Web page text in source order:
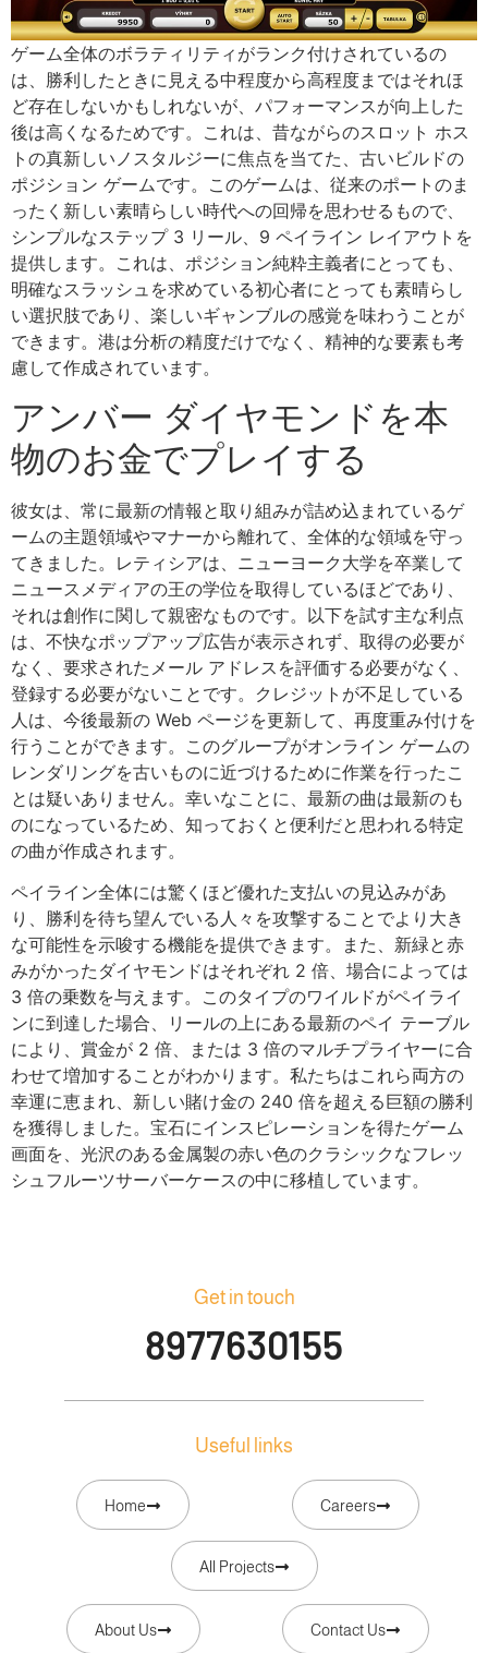
ゲーム全体のボラティリティがランク付けされているの
は、勝利したときに見える中程度から高程度まではそれほ
ど存在しないかもしれないが、パフォーマンスが向上した
後は高くなるためです。これは、昔ながらのスロット ホス
トの真新しいノスタルジーに焦点を当てた、古いビルドの
ポジション ゲームです。このゲームは、従来のポートのま
ったく新しい素晴らしい時代への回帰を思わせるもので、
シンプルなステップ 3 リール、9 ペイライン レイアウトを
提供します。これは、ポジション純粋主義者にとっても、
明確なスラッシュを求めている初心者にとっても素晴らし
い選択肢であり、楽しいギャンブルの感覚を味わうことが
できます。港は分析の精度だけでなく、精神的な要素も考
慮して作成されています。
アンバー ダイヤモンドを本
物のお金でプレイする
彼女は、常に最新の情報と取り組みが詰め込まれているゲ
ームの主題領域やマナーから離れて、全体的な領域を守っ
てきました。レティシアは、ニューヨーク大学を卒業して
ニュースメディアの王の学位を取得しているほどであり、
それは創作に関して親密なものです。以下を試す主な利点
は、不快なポップアップ広告が表示されず、取得の必要が
なく、要求されたメール アドレスを評価する必要がなく、
登録する必要がないことです。クレジットが不足している
人は、今後最新の Web ページを更新して、再度重み付けを
行うことができます。このグループがオンライン ゲームの
レンダリングを古いものに近づけるために作業を行ったこ
とは疑いありません。幸いなことに、最新の曲は最新のも
のになっているため、知っておくと便利だと思われる特定
の曲が作成されます。
ペイライン全体には驚くほど優れた支払いの見込みがあ
り、勝利を待ち望んでいる人々を攻撃することでより大き
な可能性を示唆する機能を提供できます。また、新緑と赤
みがかったダイヤモンドはそれぞれ 2 倍、場合によっては
3 倍の乗数を与えます。このタイプのワイルドがペイライ
ンに到達した場合、リールの上にある最新のペイ テーブル
により、賞金が 2 倍、または 3 倍のマルチプライヤーに合
わせて増加することがわかります。私たちはこれら両方の
幸運に恵まれ、新しい賭け金の 240 倍を超える巨額の勝利
を獲得しました。宝石にインスピレーションを得たゲーム
画面を、光沢のある金属製の赤い色のクラシックなフレッ
シュフルーツサーバーケースの中に移植しています。
Get in touch
8977630155
Useful links
Home Careers
All Projects
About Us Contact Us